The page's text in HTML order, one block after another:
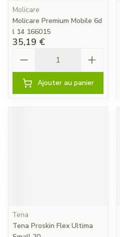
Molicare
Molicare Premium Mobile 6d
l 14 166015
35,19 €
Ajouter au panier
Tena
Tena Proskin Flex Ultima